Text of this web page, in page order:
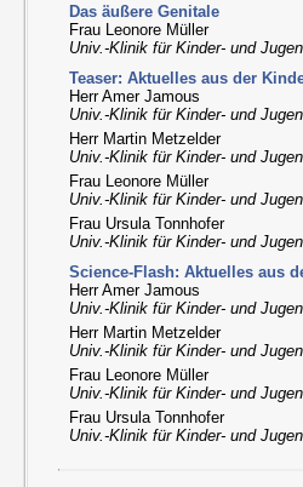
Das äußere Genitale
Frau Leonore Müller
Univ.-Klinik für Kinder- und
Teaser: Aktuelles aus der
Herr Amer Jamous
Univ.-Klinik für Kinder- und
Herr Martin Metzelder
Univ.-Klinik für Kinder- und
Frau Leonore Müller
Univ.-Klinik für Kinder- und
Frau Ursula Tonnhofer
Univ.-Klinik für Kinder- und
Science-Flash: Aktuelles aus
Herr Amer Jamous
Univ.-Klinik für Kinder- und
Herr Martin Metzelder
Univ.-Klinik für Kinder- und
Frau Leonore Müller
Univ.-Klinik für Kinder- und
Frau Ursula Tonnhofer
Univ.-Klinik für Kinder- und